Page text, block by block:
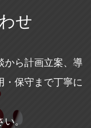
せ
から計画立案、導
・保守まで丁寧に
い。